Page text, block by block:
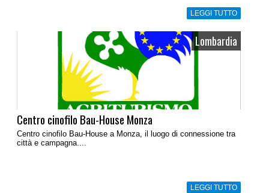
LEGGI TUTTO
Lombardia
Centro cinofilo Bau-House Monza
Centro cinofilo Bau-House a Monza, il luogo di connessione tra
città e campagna....
LEGGI TUTTO